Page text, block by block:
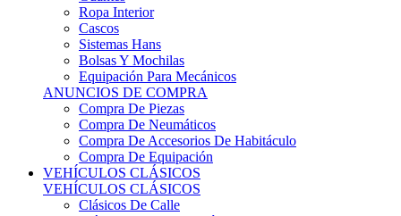
Ropa Interior
Cascos
Sistemas Hans
Bolsas Y Mochilas
Equipación Para Mecánicos
ANUNCIOS DE COMPRA
Compra De Piezas
Compra De Neumáticos
Compra De Accesorios De Habitáculo
Compra De Equipación
VEHÍCULOS CLÁSICOS
VEHÍCULOS CLÁSICOS
Clásicos De Calle